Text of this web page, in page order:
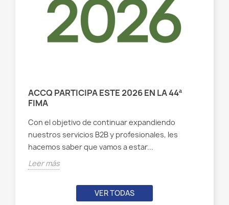
ACCQ PARTICIPA ESTE 2026 EN LA 44ª
FIMA
Con el objetivo de continuar expandiendo
nuestros servicios B2B y profesionales, les
hacemos saber que vamos a estar...
Leer más
VER TODAS